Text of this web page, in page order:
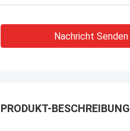
Nachricht Senden
PRODUKT-BESCHREIBUNG